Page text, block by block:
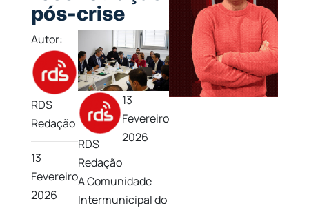
pós-crise
Autor:
RDS
Redação
13
Fevereiro
2026
RDS
Redação
13
Fevereiro
2026
A Comunidade
Intermunicipal do